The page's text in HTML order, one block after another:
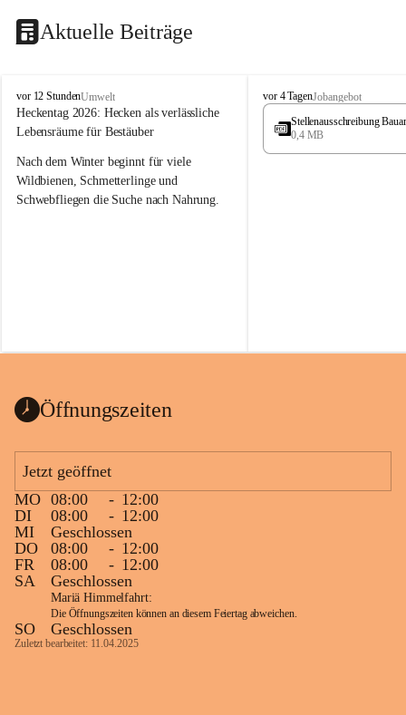
Aktuelle Beiträge
S
t
ö
s
i
n
vor 12 StundenUmwelt
Heckentag 2026: Hecken als verlässliche
Lebensräume für Bestäuber
Nach dem Winter beginnt für viele
Wildbienen, Schmetterlinge und
Schwebfliegen die Suche nach Nahrung.
können ab 1. September wieder heimische
Vielfalt in Gärten bringen und zugleich
Wie wichtig Hecken sind zeigt das
österreichweite Forschungsprojekt
„Heckenleben“ des Vereins Regionale
Gehölzvermehrung. Die Untersuchungen
machen deutlich, dass Bestäuber auf ein
möglichst durchgehendes
Nahrungsangebot angewiesen sind.
Heimische Hecken können
Versorgungslücken schließen, weil
unterschiedliche Gehölzarten zu
S
t
s
vor 4 TagenJobangebot
Stellenausschreibung
0,4 MB
Öffnungszeiten
Jetzt geöffnet
MO 08:00 - 12:00
DI
08:00 - 12:00
MI
Geschlossen
DO
08:00 - 12:00
FR
08:00 - 12:00
SA
Geschlossen
Mariä Himmelfahrt:
Die Öffnungszeiten können an diesem Feiertag abweichen.
SO Geschlossen
Zuletzt bearbeitet: 11.04.2025